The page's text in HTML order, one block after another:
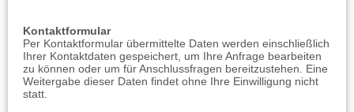
Kontaktformular
Per Kontaktformular übermittelte Daten werden einschließlich
Ihrer Kontaktdaten gespeichert, um Ihre Anfrage bearbeiten
zu können oder um für Anschlussfragen bereitzustehen. Eine
Weitergabe dieser Daten findet ohne Ihre Einwilligung nicht
statt.